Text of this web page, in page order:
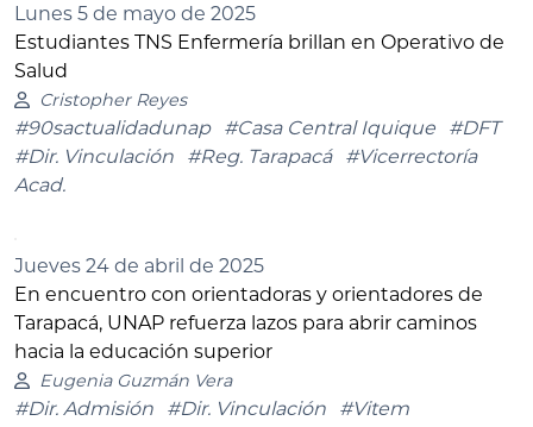
Lunes 5 de mayo de 2025
Estudiantes TNS Enfermería brillan en Operativo de
Salud
Cristopher Reyes
#90sactualidadunap #Casa Central Iquique
#DFT
#Dir. Vinculación
#Reg. Tarapacá
#Vicerrectoría
Acad.
Jueves 24 de abril de 2025
En encuentro con orientadoras y orientadores de
Tarapacá, UNAP refuerza lazos para abrir caminos
hacia la educación superior
Eugenia Guzmán Vera
#Dir. Admisión #Dir. Vinculación
#Vitem